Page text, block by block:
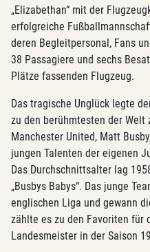
„Elizabethan“ mit der
erfolgreiche
deren Begleitpersonal, Fans
38 Passagiere und sechs
Plätze fassenden Flugzeug.
Das tragische Unglück legte
zu den berühmtesten der Welt
Manchester United, Matt
jungen Talenten der eigenen
Das Durchschnittsalter lag
„Busbys Babys“. Das junge
englischen Liga und gewann
zählte es zu den Favoriten für
Landesmeister in der Saison